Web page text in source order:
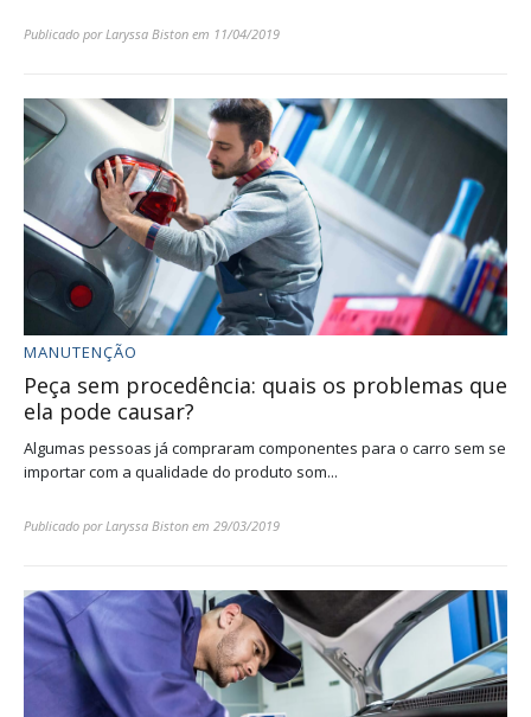
Publicado porLaryssa Biston em 11/04/2019
MANUTENÇÃO
Peça sem procedência: quais os problemas que
ela pode causar?
Algumas pessoas já compraram componentes para o carro sem se
importar com a qualidade do produto som...
Publicado porLaryssa Biston em 29/03/2019